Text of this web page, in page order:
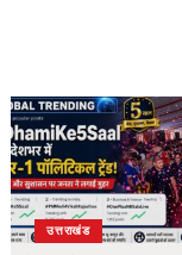
उत्तराखंड